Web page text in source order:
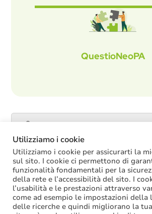
QuestioNeoPA
ULTIME NOTIZIE
La soppressione dei
offre più margini anche
Utilizziamo i cookie
Utilizziamo i cookie per assicurarti la
sul sito. I cookie ci permettono di
funzionalità fondamentali per la
della rete e l’accessibilità del sito. I
l’usabilità e le prestazioni attraverso
come ad esempio le impostazioni
delle ricerche e quindi migliorano la